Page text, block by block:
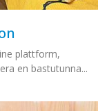
plattform,
en bastutunna...